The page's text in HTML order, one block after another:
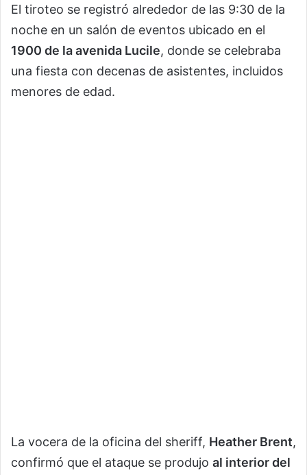
El tiroteo se registró alrededor de las 9:30 de la
noche en un salón de eventos ubicado en el
1900 de la avenida Lucile, donde se celebraba
una fiesta con decenas de asistentes, incluidos
menores de edad.
La vocera de la oficina del sheriff, Heather Brent,
confirmó que el ataque se produjo al interior del